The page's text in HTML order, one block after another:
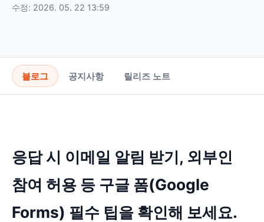
수정: 2026. 05. 22 13:59
블로그 공지사항 릴리즈 노트
응답 시 이메일 알림 받기, 외부인
참여 허용 등 구글 폼(Google
Forms) 필수 팁을 확인해 보세요.